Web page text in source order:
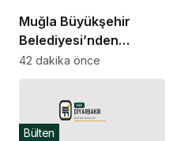
Muğla Büyükşehir
Belediyesi’nden
yangından etkilenen
Seydikemerli
üreticilere destek
42 dakika önce
Bülten